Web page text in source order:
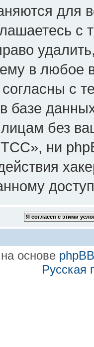
для
удалить,
в любое
согласны с
базе
лицам без
ни
основе phpBB
Русская